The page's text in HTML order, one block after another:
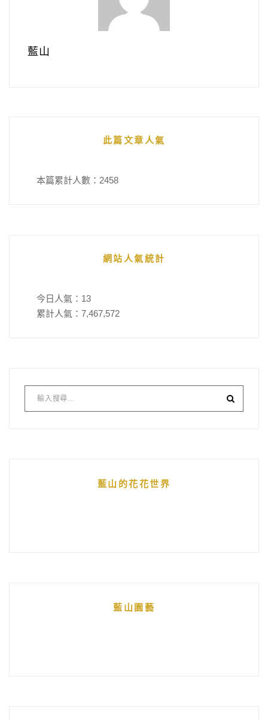
藍山
此篇文章人氣
本篇累計人數： 2458
網站人氣統計
今日人氣： 13
累計人氣： 7,467,572
藍山的花花世界
藍山園藝